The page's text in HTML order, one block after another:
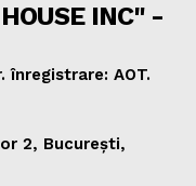
INC" -
înregistrare: AOT.
2, București,